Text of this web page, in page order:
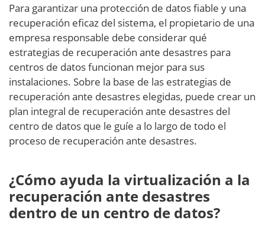
Para garantizar una protección de datos fiable y una
recuperación eficaz del sistema, el propietario de una
empresa responsable debe considerar qué
estrategias de recuperación ante desastres para
centros de datos funcionan mejor para sus
instalaciones. Sobre la base de las estrategias de
recuperación ante desastres elegidas, puede crear un
plan integral de recuperación ante desastres del
centro de datos que le guíe a lo largo de todo el
proceso de recuperación ante desastres.
¿Cómo ayuda la virtualización a la
recuperación ante desastres
dentro de un centro de datos?